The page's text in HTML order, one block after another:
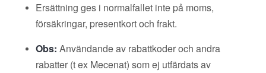
Ersättning ges i normalfallet inte på moms,
försäkringar, presentkort och frakt.
Obs: Användande av rabattkoder och andra
rabatter (t ex Mecenat) som ej utfärdats av